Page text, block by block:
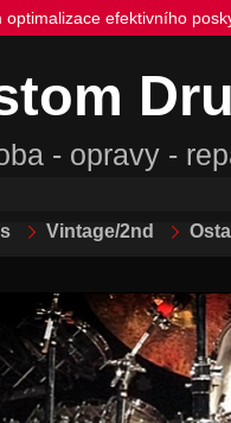
efektivního
- opravy -
Vintage/2nd